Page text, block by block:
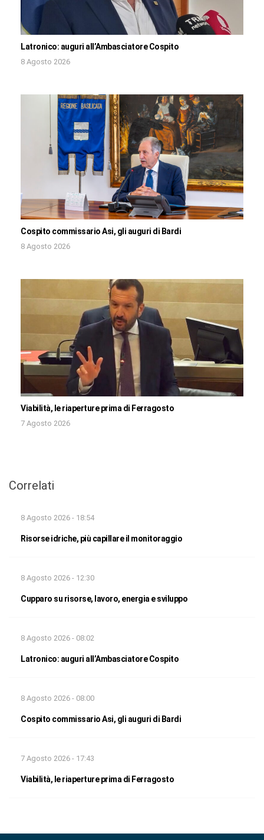
Latronico: auguri all’Ambasciatore Cospito
8 Agosto 2026
Cospito commissario Asi, gli auguri di Bardi
8 Agosto 2026
Viabilità, le riaperture prima di Ferragosto
7 Agosto 2026
Correlati
8 Agosto 2026 - 18:54
Risorse idriche, più capillare il monitoraggio
8 Agosto 2026 - 12:30
Cupparo su risorse, lavoro, energia e sviluppo
8 Agosto 2026 - 08:02
Latronico: auguri all’Ambasciatore Cospito
8 Agosto 2026 - 08:00
Cospito commissario Asi, gli auguri di Bardi
7 Agosto 2026 - 17:43
Viabilità, le riaperture prima di Ferragosto